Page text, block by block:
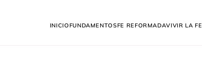
InicioFundamentosFe ReformadaVivir la fe